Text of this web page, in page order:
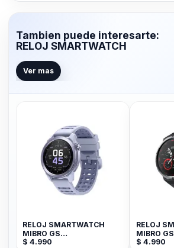
Tambien puede interesarte:
RELOJ SMARTWATCH
Ver mas
RELOJ SMARTWATCH
MIBRO GS
ACTIVE2//1.32/400MAH/ /
$4.990
RELOJ SMARTWATCH
MIBRO GS
PRO/1.43/
$4.990